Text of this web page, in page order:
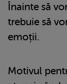
Înainte să
trebuie să
emoții.
Motivul